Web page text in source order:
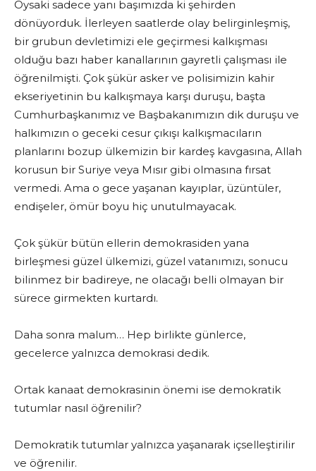
Oysaki sadece yanı başımızda ki şehirden
dönüyorduk. İlerleyen saatlerde olay belirginleşmiş,
bir grubun devletimizi ele geçirmesi kalkışması
olduğu bazı haber kanallarının gayretli çalışması ile
öğrenilmişti. Çok şükür asker ve polisimizin kahir
ekseriyetinin bu kalkışmaya karşı duruşu, başta
Cumhurbaşkanımız ve Başbakanımızın dik duruşu ve
halkımızın o geceki cesur çıkışı kalkışmacıların
planlarını bozup ülkemizin bir kardeş kavgasına, Allah
korusun bir Suriye veya Mısır gibi olmasına fırsat
vermedi. Ama o gece yaşanan kayıplar, üzüntüler,
endişeler, ömür boyu hiç unutulmayacak.
Çok şükür bütün ellerin demokrasiden yana
birleşmesi güzel ülkemizi, güzel vatanımızı, sonucu
bilinmez bir badireye, ne olacağı belli olmayan bir
sürece girmekten kurtardı.
Daha sonra malum… Hep birlikte günlerce,
gecelerce yalnızca demokrasi dedik.
Ortak kanaat demokrasinin önemi ise demokratik
tutumlar nasıl öğrenilir?
Demokratik tutumlar yalnızca yaşanarak içselleştirilir
ve öğrenilir.